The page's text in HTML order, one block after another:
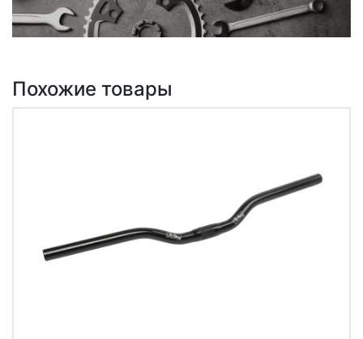
Похожие товары